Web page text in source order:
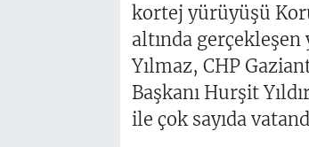
kortej yürüyüşü
altında
Yılmaz, CHP
Başkanı Hurşit
ile çok sayıda